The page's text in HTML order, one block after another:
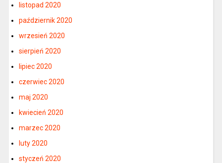
listopad 2020
październik 2020
wrzesień 2020
sierpień 2020
lipiec 2020
czerwiec 2020
maj 2020
kwiecień 2020
marzec 2020
luty 2020
styczeń 2020